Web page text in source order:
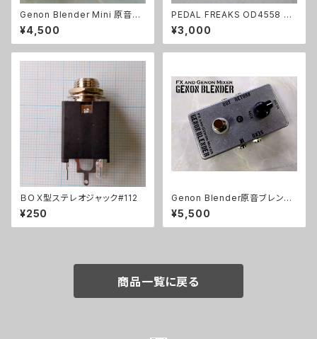
Genon Blender Mini 原音ブ
レンドキット【BASIC KIT】
¥4,500
PEDAL FREAKS OD4558 パ
ーツセット
¥3,000
ＢＯＸ型ステレオジャック#112
¥250
Genon Blender原音ブレンド
キット【BASIC KIT】
¥5,500
商品一覧に戻る